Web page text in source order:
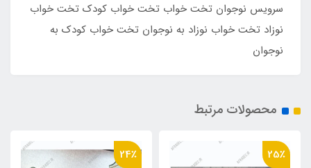
سرویس نوجوان تخت خواب تخت خواب کودک تخت خواب
نوزاد تخت خواب نوزاد به نوجوان تخت خواب کودک به
نوجوان
محصولات مرتبط
25٪ 24٪